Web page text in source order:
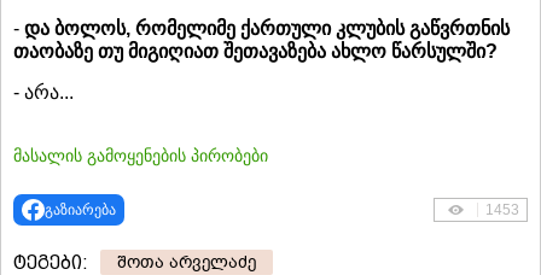
- და ბოლოს, რომელიმე ქართული კლუბის გაწვრთნის
თაობაზე თუ მიგიღიათ შეთავაზება ახლო წარსულში?
- არა...
მასალის გამოყენების პირობები
გაზიარება 1453
ტეგები: შოთა არველაძე